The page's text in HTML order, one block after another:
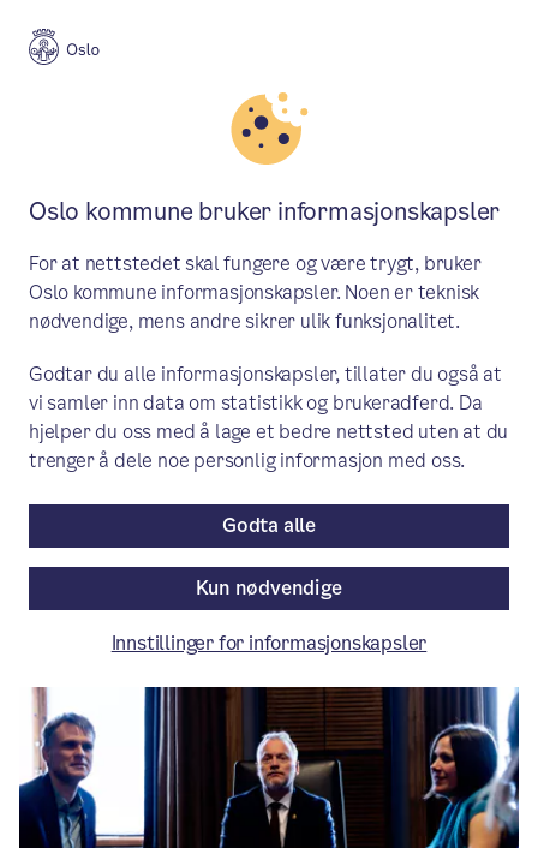
Saker behandlet i byråd 10.
november
Byrådet behandlet en sak om salg av en
tidligere feriekoloni i Eidsvoll kommune.
Saker i byrådet/ Publisert: 03.11.2022 / 11.11.22
Artikkelen er mer enn ett år gammel.
Oslo kommune bruker informasjonskapsler
For at nettstedet skal fungere og være trygt, bruker
Oslo kommune informasjonskapsler. Noen er teknisk
nødvendige, mens andre sikrer ulik funksjonalitet.
Godtar du alle informasjonskapsler, tillater du også at
vi samler inn data om statistikk og brukeradferd. Da
hjelper du oss med å lage et bedre nettsted uten at du
trenger å dele noe personlig informasjon med oss.
Kun nødvendige
Godta alle
Innstillinger for informasjonskapsler